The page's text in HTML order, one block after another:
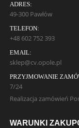
ADRES:
49-300 Pawłów
TELEFON:
+48 602 752 393
EMAIL:
sklep@cv.opole.pl
PRZYJMOWANIE
7/24
Realizacja zamówień
WARUNKI